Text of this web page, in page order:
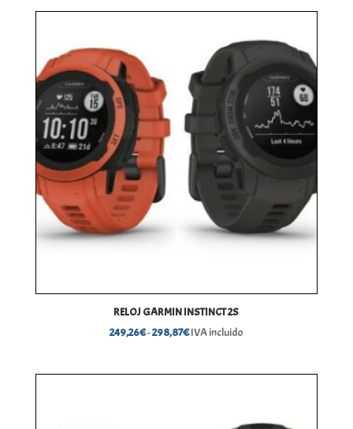
349,69€
hasta
369,66€
RELOJ GARMIN INSTINCT 2S
249,26€-298,87€Rango
IVA incluido